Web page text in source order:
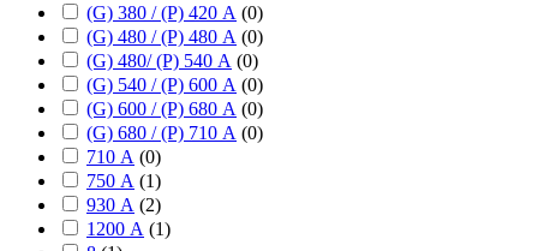
(G) 380 / (P) 420 А (0)
(G) 480 / (P) 480 А (0)
(G) 480/ (P) 540 А (0)
(G) 540 / (P) 600 А (0)
(G) 600 / (P) 680 А (0)
(G) 680 / (P) 710 А (0)
710 А (0)
750 А (1)
930 А (2)
1200 А (1)